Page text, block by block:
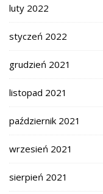
luty 2022
styczeń 2022
grudzień 2021
listopad 2021
październik 2021
wrzesień 2021
sierpień 2021